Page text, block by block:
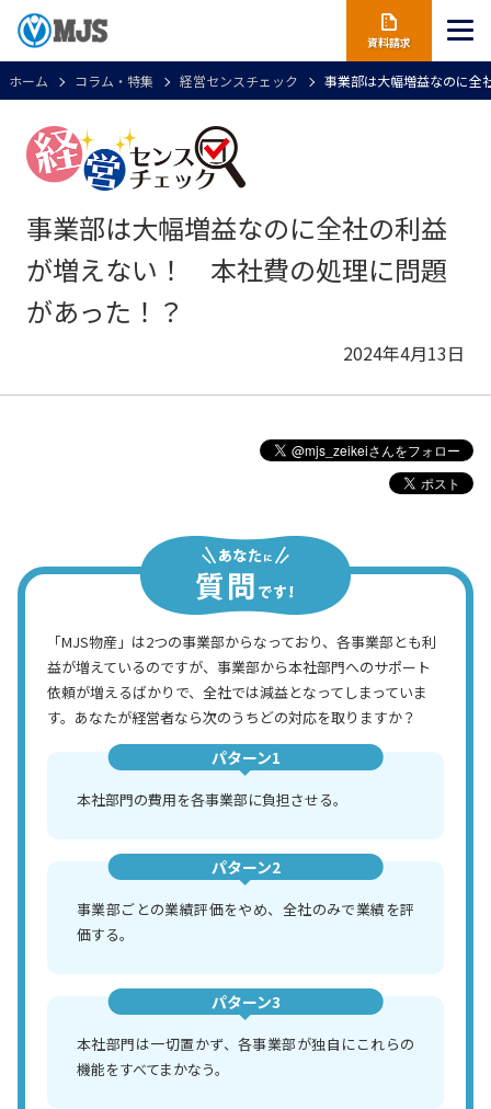
資料請求
ホーム コラム・特集 経営センスチェック 事業部は大幅増益なのに
事業部は大幅増益なのに全社の利益
が増えない！ 本社費の処理に問題
があった！？
2024年4月13日
「MJS物産」は2つの事業部からなっており、各事業部とも利
益が増えているのですが、事業部から本社部門へのサポート
依頼が増えるばかりで、全社では減益となってしまっていま
す。あなたが経営者なら次のうちどの対応を取りますか？
パターン1
本社部門の費用を各事業部に負担させる。
パターン2
事業部ごとの業績評価をやめ、全社のみで業績を評
価する。
パターン3
本社部門は一切置かず、各事業部が独自にこれらの
機能をすべてまかなう。